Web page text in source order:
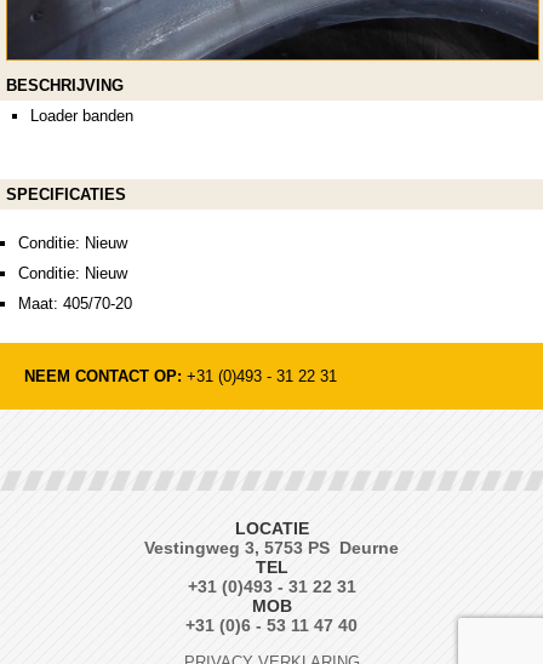
BESCHRIJVING
Loader banden
SPECIFICATIES
Conditie: Nieuw
Conditie: Nieuw
Maat: 405/70-20
NEEM CONTACT OP: +31 (0)493 - 31 22 31
LOCATIE
Vestingweg 3, 5753 PS Deurne
TEL
+31 (0)493 - 31 22 31
MOB
+31 (0)6 - 53 11 47 40